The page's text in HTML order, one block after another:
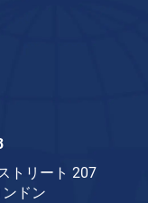
トリート 207
ドン